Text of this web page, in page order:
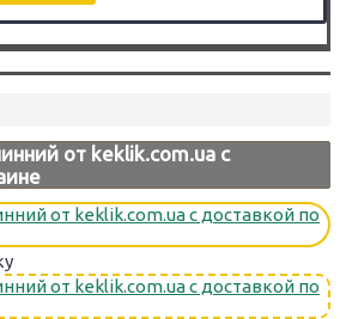
от keklik.com.ua с